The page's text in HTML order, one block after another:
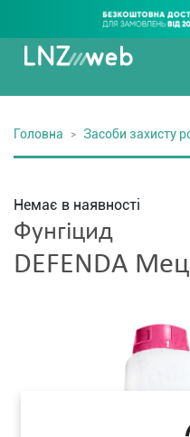
Головна Засоби захисту
Немає в наявності
Фунгіцид
DEFENDA